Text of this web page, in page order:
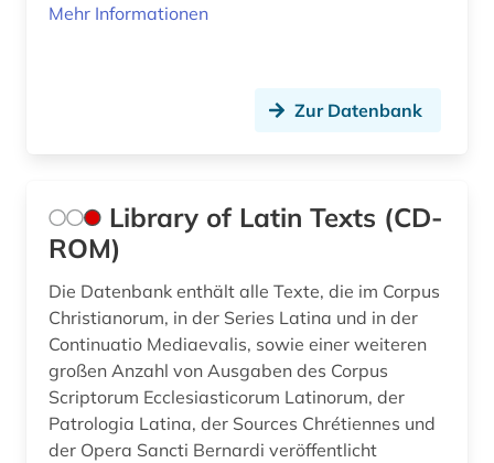
bibliographie 1570-1732 (1)
bibliothek (3)
bildsammlung (1)
bildungswesen (1)
biologie (1)
bonaparte (familie) (1)
Mehr Informationen
Zur Datenbank
Library of Latin Texts (CD-
ROM)
Die Datenbank enthält alle Texte, die im Corpus
Christianorum, in der Series Latina und in der
Continuatio Mediaevalis, sowie einer weiteren
großen Anzahl von Ausgaben des Corpus
Scriptorum Ecclesiasticorum Latinorum, der
Patrologia Latina, der Sources Chrétiennes und
der Opera Sancti Bernardi veröffentlicht